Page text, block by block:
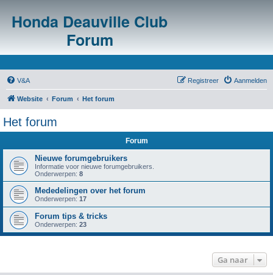
Honda Deauville Club
Forum
V&A Aanmelden
Registreer
Website Forum Het forum
Het forum
Forum
Nieuwe forumgebruikers
Informatie voor nieuwe forumgebruikers.
Onderwerpen: 8
Mededelingen over het forum
Onderwerpen: 17
Forum tips & tricks
Onderwerpen: 23
Ga naar